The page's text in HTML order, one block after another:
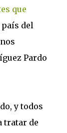
que
país del
Pardo
y todos
tratar de